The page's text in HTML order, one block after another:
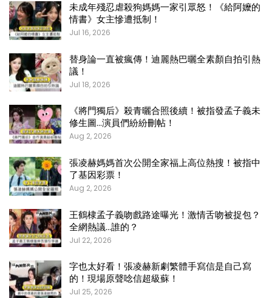
未成年殘忍虐殺狗媽媽一家引眾怒！《給阿嬤的
情書》女主慘遭抵制！
Jul 16, 2026
替身論一直被瘋傳！迪麗熱巴曬全素顏自拍引熱
議！
Jul 18, 2026
《將門獨后》殺青曬合照後續！被指發孟子義未
修生圖…演員們紛紛刪帖！
Aug 2, 2026
張凌赫媽媽首次公開全家福上高位熱搜！被指中
了基因彩票！
Aug 2, 2026
王鶴棣孟子義吻戲路途曝光！激情舌吻被捉包？
全網熱議…誰的？
Jul 22, 2026
字也太好看！張凌赫新劇繁體手寫信是自己寫
的！現場原聲唸信超級蘇！
Jul 25, 2026